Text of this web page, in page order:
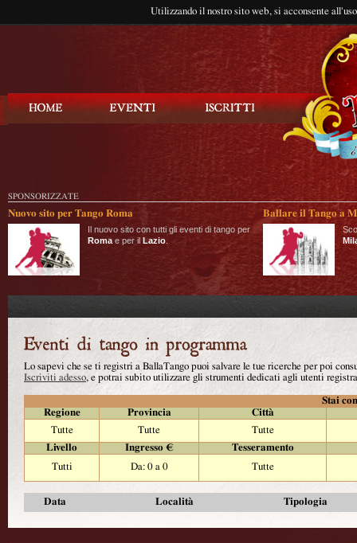
Utilizzando il nostro sito web, si acconsente
SPONSORIZZATE
Nuovo sito per Tango Roma
Il nuovo sito con tutti gli eventi di tango per
Roma e per il Lazio
Ballare il Tango a
Lo sapevi che se ti registri a BallaTango puoi salvare le tue ricerche per poi
Iscriviti adesso, e potrai subito utilizzare gli strumenti dedicati agli utenti
Stai
Regione
Provincia
Città
Tutte
Tutte
Tutte
Livello
Ingresso €
Tesseramento
Tutti
Da: 0 a 0 Tutte
Data Località Tipologia